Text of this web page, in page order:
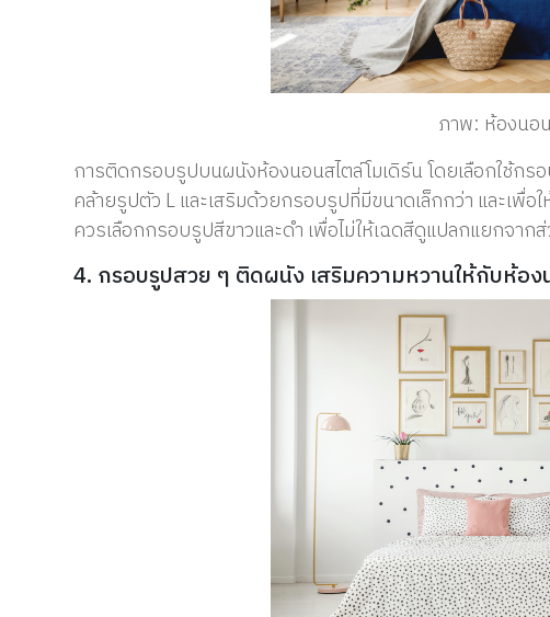
ภาพ: ห้องนอ
การติดกรอบรูปบนผนังห้องนอนสไตล์โมเดิร์น โดยเลือกใช้ก
คล้ายรูปตัว L และเสริมด้วยกรอบรูปที่มีขนาดเล็กกว่า และเพื่อ
ควรเลือกกรอบรูปสีขาวและดำ เพื่อไม่ให้เฉดสีดูแปลกแยกจาก
4. กรอบรูปสวย ๆ ติดผนัง เสริมความหวานให้กับห้อ